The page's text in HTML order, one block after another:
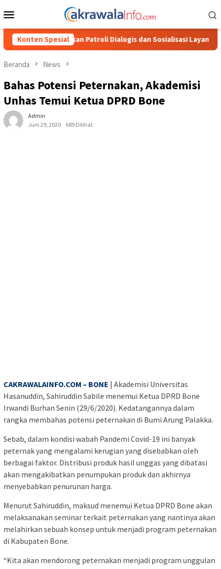
ke
Mobile
Konten Spesial
Dialogis dan Sosialisasi Layanan 110 Jasa Raharja
Beranda News
Bahas Potensi Peternakan, Akademisi
Unhas Temui Ketua DPRD Bone
Admin
Juni 29, 2020
689 Dilihat
CAKRAWALAINFO.COM – BONE | Akademisi Universitas
Hasanuddin, Sahiruddin Sabile menemui Ketua DPRD Bone
Irwandi Burhan Senin (29/6/2020). Kedatangannya dalam
rangka membahas potensi peternakan di Bumi Arung Palakka.
Sebab, dalam kondisi wabah Pandemi Covid-19 ini banyak
peternak yang mengalami kerugian yang disebabkan oleh
berbagai faktor. Distribusi produk hasil unggas yang dibatasi
akan mengakibatkan penumpukan produk dan akhirnya
menyebabkan penurunan harga.
Menurut Sahiruddin, maksud menemui Ketua DPRD Bone akan
melaksanakan seminar terkait peternakan yang nantinya akan
melahirkan sebuah konsep untuk menjadi program peternakan
di Kabupaten Bone.
“Kita akan mendorong peternakan menjadi program unggulan